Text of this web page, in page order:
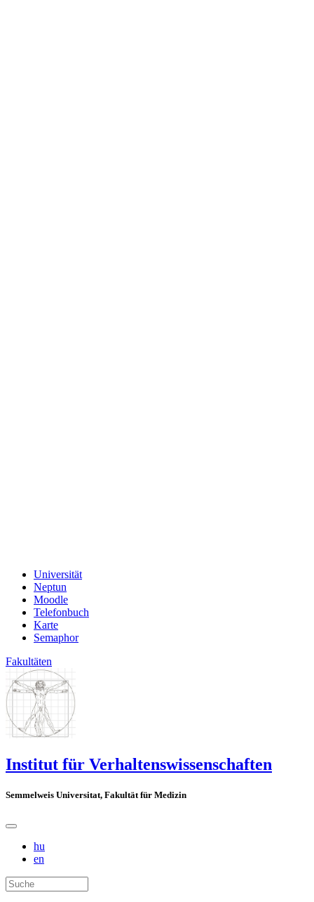
Universität
Neptun
Moodle
Telefonbuch
Karte
Semaphor
Fakultäten
Institut für Verhaltenswissenschaften
Semmelweis Universitat, Fakultät für Medizin
hu
en